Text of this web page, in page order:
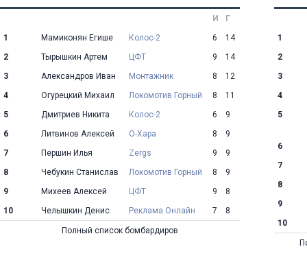
И
Г
1
Мамиконян Егише Колос-2 6
14
2
Тырышкин Артем ЦФТ 9
14
3
Александров Иван Монтажник 8
12
4
Огурецкий Михаил Локомотив Горный 8
11
5
Дмитриев Никита Колос-2 6
9
6
Литвинов Алексей О-Хара 8
9
7
Першин Илья Zergs 9
9
8
Чебукин Станислав Локомотив Горный 8
9
9
Михеев Алексей ЦФТ 9
8
10
Челышкин Денис Реклама Онлайн 7 8
Полный список бомбардиров
1
2
3
4
5
6
7
8
9
10